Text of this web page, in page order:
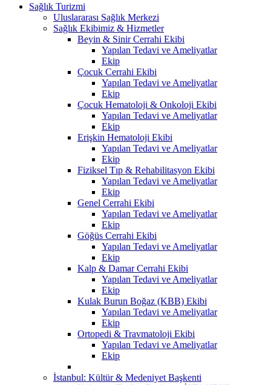
Sağlık Turizmi
Uluslararası Sağlık Merkezi
Sağlık Ekibimiz & Hizmetler
Beyin & Sinir Cerrahi Ekibi
Yapılan Tedavi ve Ameliyatlar
Ekip
Çocuk Cerrahi Ekibi
Yapılan Tedavi ve Ameliyatlar
Ekip
Çocuk Hematoloji & Onkoloji Ekibi
Yapılan Tedavi ve Ameliyatlar
Ekip
Erişkin Hematoloji Ekibi
Yapılan Tedavi ve Ameliyatlar
Ekip
Fiziksel Tıp & Rehabilitasyon Ekibi
Yapılan Tedavi ve Ameliyatlar
Ekip
Genel Cerrahi Ekibi
Yapılan Tedavi ve Ameliyatlar
Ekip
Göğüs Cerrahi Ekibi
Yapılan Tedavi ve Ameliyatlar
Ekip
Kalp & Damar Cerrahi Ekibi
Yapılan Tedavi ve Ameliyatlar
Ekip
Kulak Burun Boğaz (KBB) Ekibi
Yapılan Tedavi ve Ameliyatlar
Ekip
Ortopedi & Travmatoloji Ekibi
Yapılan Tedavi ve Ameliyatlar
Ekip
İstanbul: Kültür & Medeniyet Başkenti